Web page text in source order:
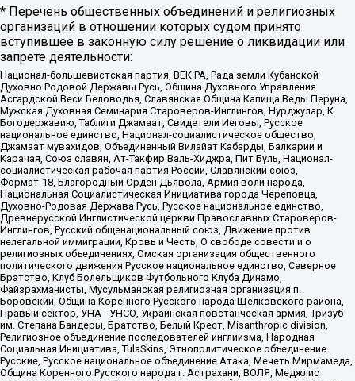
* Перечень общественных объединений и религиозных
организаций в отношении которых судом принято
вступившее в законную силу решение о ликвидации или
запрете деятельности:
Национал-большевистская партия, ВЕК РА, Рада земли Кубанской
Духовно Родовой Державы Русь, Община Духовного Управления
Асгардской Веси Беловодья, Славянская Община Капища Веды Перуна,
Мужская Духовная Семинария Староверов-Инглингов, Нурджулар, К
Богодержавию, Таблиги Джамаат, Свидетели Иеговы, Русское
национальное единство, Национал-социалистическое общество,
Джамаат мувахидов, Объединенный Вилайат Кабарды, Балкарии и
Карачая, Союз славян, Ат-Такфир Валь-Хиджра, Пит Буль, Национал-
социалистическая рабочая партия России, Славянский союз,
Формат-18, Благородный Орден Дьявола, Армия воли народа,
Национальная Социалистическая Инициатива города Череповца,
Духовно-Родовая Держава Русь, Русское национальное единство,
Древнерусской Инглистической церкви Православных Староверов-
Инглингов, Русский общенациональный союз, Движение против
нелегальной иммиграции, Кровь и Честь, О свободе совести и о
религиозных объединениях, Омская организация общественного
политического движения Русское национальное единство, Северное
Братство, Клуб Болельщиков Футбольного Клуба Динамо,
Файзрахманисты, Мусульманская религиозная организация п.
Боровский, Община Коренного Русского народа Щелковского района,
Правый сектор, УНА - УНСО, Украинская повстанческая армия, Тризуб
им. Степана Бандеры, Братство, Белый Крест, Misanthropic division,
Религиозное объединение последователей инглиизма, Народная
Социальная Инициатива, TulaSkins, Этнополитическое объединение
Русские, Русское национальное объединение Атака, Мечеть Мирмамеда,
Община Коренного Русского народа г. Астрахани, ВОЛЯ, Меджлис